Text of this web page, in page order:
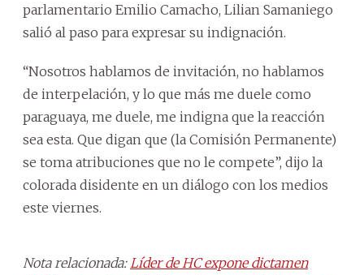
parlamentario Emilio Camacho, Lilian Samaniego
salió al paso para expresar su indignación.
“Nosotros hablamos de invitación, no hablamos
de interpelación, y lo que más me duele como
paraguaya, me duele, me indigna que la reacción
sea esta. Que digan que (la Comisión Permanente)
se toma atribuciones que no le compete”, dijo la
colorada disidente en un diálogo con los medios
este viernes.
Nota relacionada: Líder de HC expone dictamen